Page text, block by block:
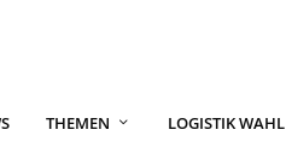
THEMEN LOGISTIK WAHL